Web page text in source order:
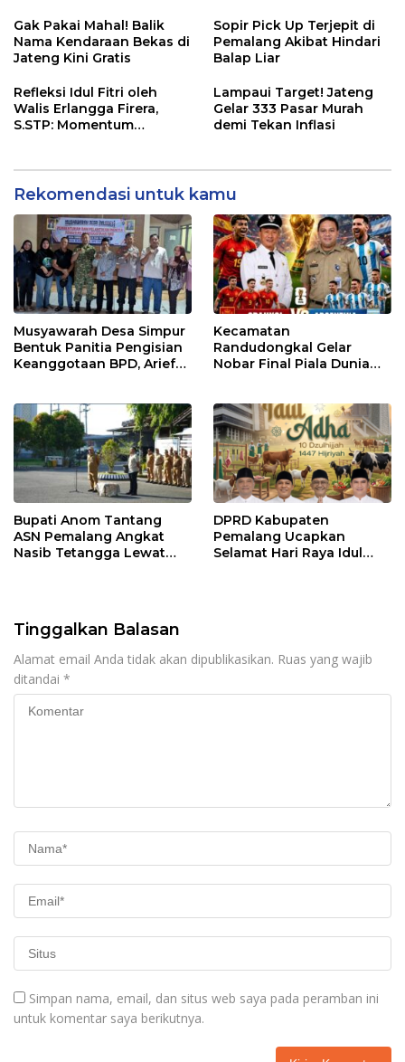
Gak Pakai Mahal! Balik
Nama Kendaraan Bekas di
Jateng Kini Gratis
Sopir Pick Up Terjepit di
Pemalang Akibat Hindari
Balap Liar
Refleksi Idul Fitri oleh
Walis Erlangga Firera,
S.STP: Momentum
Lampaui Target! Jateng
Gelar 333 Pasar Murah
demi Tekan Inflasi
Rekomendasi untuk kamu
Musyawarah Desa Simpur
Bentuk Panitia Pengisian
Keanggotaan BPD, Arief
Kecamatan
Randudongkal Gelar
Nobar Final Piala Dunia
Bupati Anom Tantang
ASN Pemalang Angkat
Nasib Tetangga Lewat
DPRD Kabupaten
Pemalang Ucapkan
Selamat Hari Raya Idul
Tinggalkan Balasan
Alamat email Anda tidak akan dipublikasikan. Ruas yang wajib
ditandai *
Simpan nama, email, dan situs web saya pada peramban ini
untuk komentar saya berikutnya.